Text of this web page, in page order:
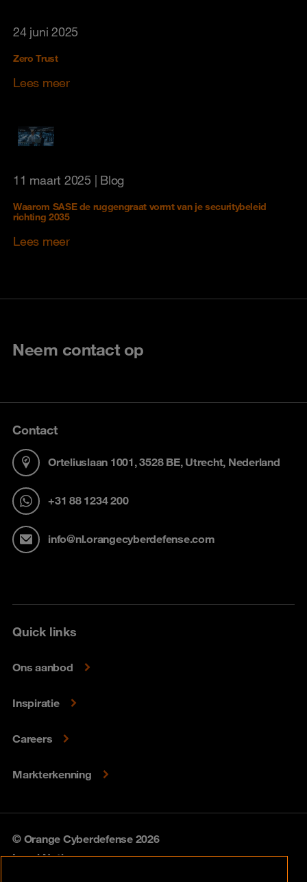
24 juni 2025
Zero Trust
Lees meer
11 maart 2025 | Blog
Waarom SASE de ruggengraat vormt van je securitybeleid
richting 2035
Lees meer
Neem contact op
Contact
Orteliuslaan 1001, 3528 BE, Utrecht, Nederland
+31 88 1234 200
info@nl.orangecyberdefense.com
Quick links
Ons aanbod
Inspiratie
Careers
Markterkenning
© Orange Cyberdefense 2026
Legal Notice